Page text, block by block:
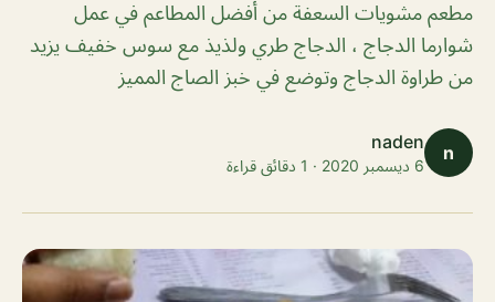
مطعم مشويات السعفة من أفضل المطاعم في عمل
شوارما الدجاج ، الدجاج طري ولذيذ مع سوس خفيف يزيد
من طراوة الدجاج وتوضع في خبز الصاج المميز
n
naden
6 ديسمبر 2020 · 1 دقائق قراءة